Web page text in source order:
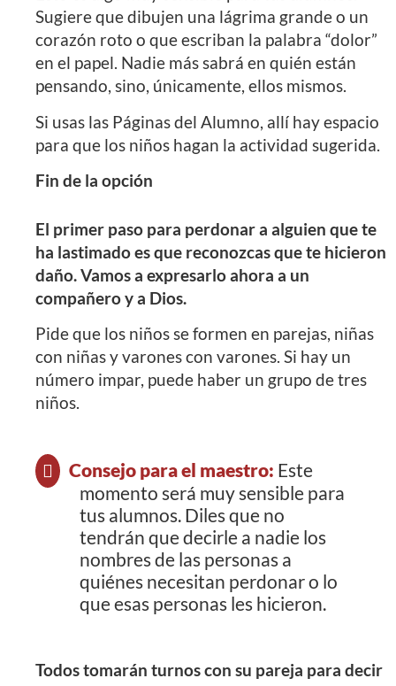
Sugiere que dibujen una lágrima grande o un
corazón roto o que escriban la palabra “dolor”
en el papel. Nadie más sabrá en quién están
pensando, sino, únicamente, ellos mismos.
Si usas las Páginas del Alumno, allí hay espacio
para que los niños hagan la actividad sugerida.
Fin de la opción
El primer paso para perdonar a alguien que te
ha lastimado es que reconozcas que te hicieron
daño. Vamos a expresarlo ahora a un
compañero y a Dios.
Pide que los niños se formen en parejas, niñas
con niñas y varones con varones. Si hay un
número impar, puede haber un grupo de tres
niños.
Consejo para el maestro: Este
momento será muy sensible para
tus alumnos. Diles que no
tendrán que decirle a nadie los
nombres de las personas a
quiénes necesitan perdonar o lo
que esas personas les hicieron.
Todos tomarán turnos con su pareja para decir